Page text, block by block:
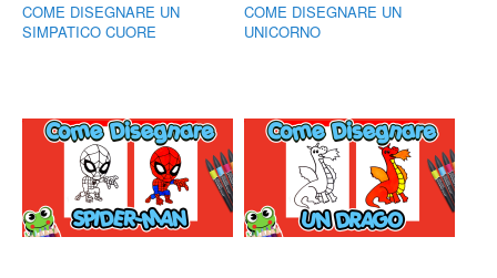
COME DISEGNARE UN
SIMPATICO CUORE
COME DISEGNARE UN
UNICORNO